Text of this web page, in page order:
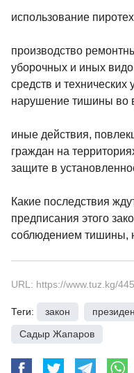
использование
производство
уборочных и иных
средств и технических
нарушение тишины во
иные действия,
граждан на
защите в
Какие последствия
предписания этого
соблюдением тишины,
URL: https://www.tuz.kg/
Теги: закон
Садыр Жапаров